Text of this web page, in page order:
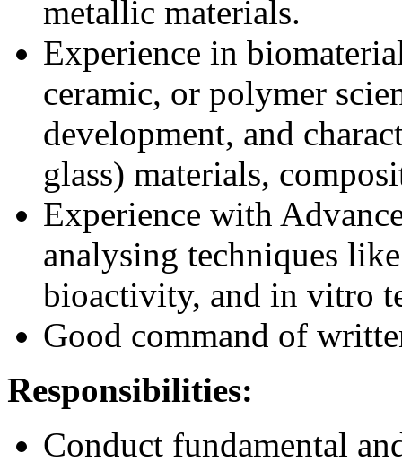
metallic materials.
Experience in
ceramic, or polymer
development, and
glass) materials,
Experience with
analysing techniques
bioactivity, and in vitro
Good command of
Responsibilities:
Conduct fundamental